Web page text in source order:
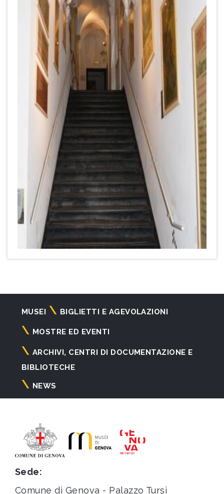
Navigazione
principale
MUSEI BIGLIETTI E AGEVOLAZIONI
MOSTRE ED EVENTI
ARCHIVI, CENTRI DI DOCUMENTAZIONE E
BIBLIOTECHE
NEWS
Sede:
Comune di Genova - Palazzo Tursi